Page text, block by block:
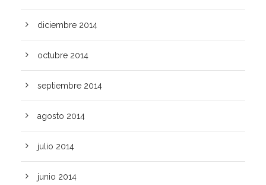
diciembre 2014
octubre 2014
septiembre 2014
agosto 2014
julio 2014
junio 2014